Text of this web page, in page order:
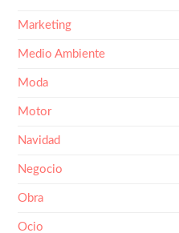
Marketing
Medio Ambiente
Moda
Motor
Navidad
Negocio
Obra
Ocio